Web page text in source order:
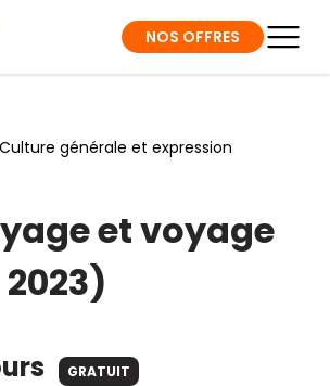
NOS OFFRES
Culture générale et expression
et voyage
GRATUIT